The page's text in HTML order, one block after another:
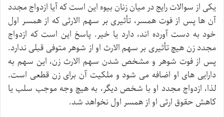
یکی از سوالات رایج در میان زنان بیوه این است که آیا ازدواج مجدد
آن ها پس از فوت همسر، تأثیری بر سهم الارثی که از همسر اول
خود به دست آورده اند، دارد یا خیر. پاسخ این است که ازدواج
مجدد زن هیچ تأثیری بر سهم الارث او از شوهر متوفی قبلی ندارد.
پس از فوت شوهر و مشخص شدن سهم الارث زن، این سهم به
دارایی های او اضافه می شود و ملکیت آن برای زن قطعی است.
لذا، ازدواج مجدد او با شخص دیگر، به هیچ وجه موجب سلب یا
کاهش حقوق ارثی او از همسر اول نخواهد شد.